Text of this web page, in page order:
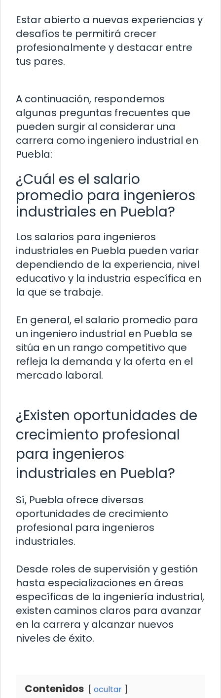
Estar abierto a nuevas experiencias y
desafíos te permitirá crecer
profesionalmente y destacar entre
tus pares.
A continuación, respondemos
algunas preguntas frecuentes que
pueden surgir al considerar una
carrera como ingeniero industrial en
Puebla:
¿Cuál es el salario
promedio para ingenieros
industriales en Puebla?
Los salarios para ingenieros
industriales en Puebla pueden variar
dependiendo de la experiencia, nivel
educativo y la industria específica en
la que se trabaje.
En general, el salario promedio para
un ingeniero industrial en Puebla se
sitúa en un rango competitivo que
refleja la demanda y la oferta en el
mercado laboral.
¿Existen oportunidades de
crecimiento profesional
para ingenieros
industriales en Puebla?
Sí, Puebla ofrece diversas
oportunidades de crecimiento
profesional para ingenieros
industriales.
Desde roles de supervisión y gestión
hasta especializaciones en áreas
específicas de la ingeniería industrial,
existen caminos claros para avanzar
en la carrera y alcanzar nuevos
niveles de éxito.
Contenidos ocultar